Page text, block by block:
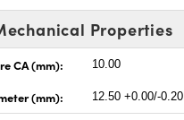
Properties
CA (mm): 10.00
(mm): 12.50 +0.00/-0.20